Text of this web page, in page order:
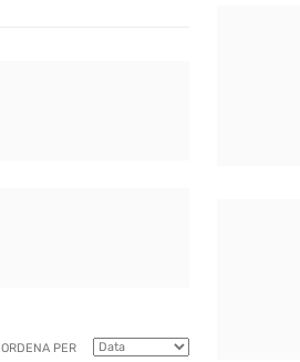
ORDENA PER